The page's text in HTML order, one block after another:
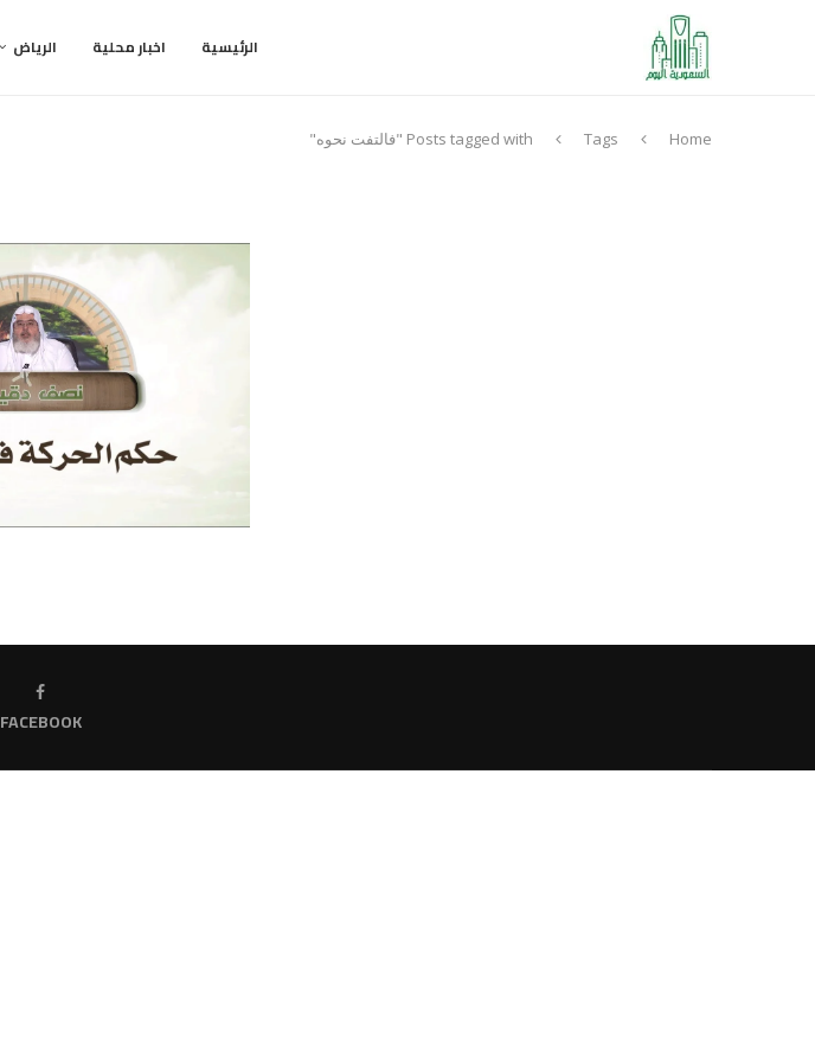
الرئيسية اخبار محلية الرياض
Home
Tags Posts tagged with "فالتفت نحوه"
FACEBOOK